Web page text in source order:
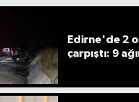
Edirne'de 2
çarpıştı: 9